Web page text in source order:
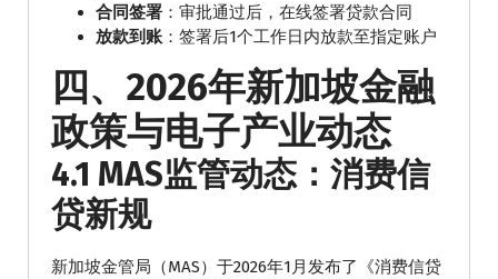
合同签署 ：审批通过后，在线签署贷款合同
放款到账 ：签署后1个工作日内放款至指定账户
四、2026年新加坡金融
政策与电子产业动态
4.1 MAS监管动态：消费信
贷新规
新加坡金管局（MAS）于2026年1月发布了《消费信贷